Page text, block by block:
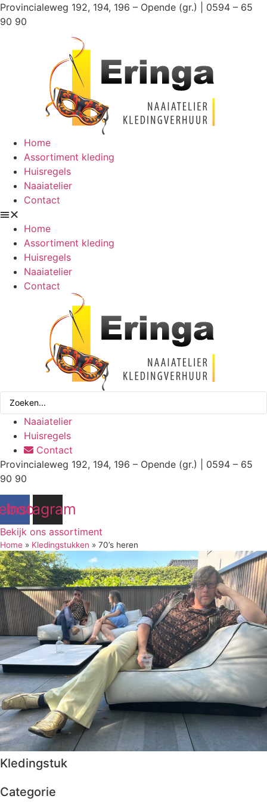
Ga
naar
Provincialeweg 192, 194, 196 – Opende (gr.) | 0594 – 65
90 90
Home
Assortiment kleding
Huisregels
Naaiatelier
Contact
Home
Assortiment kleding
Huisregels
Naaiatelier
Contact
Search
Naaiatelier
Huisregels
Contact
Provincialeweg 192, 194, 196 – Opende (gr.) | 0594 – 65
90 90
Instagram
Bekijk ons assortiment
Home » Kledingstukken » 70’s heren
Kledingstuk
Categorie